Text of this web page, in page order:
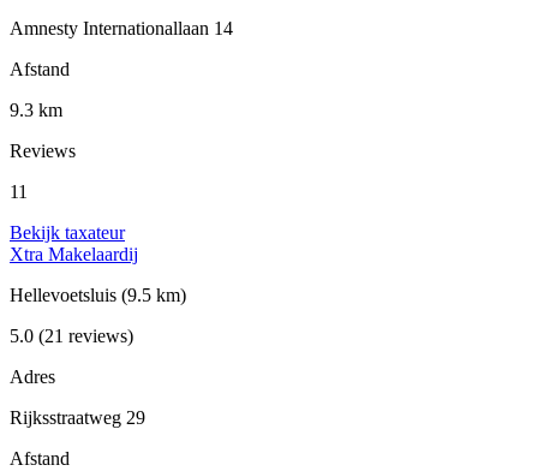
Amnesty Internationallaan 14
Afstand
9.3 km
Reviews
11
Bekijk taxateur
Xtra Makelaardij
Hellevoetsluis (9.5 km)
5.0 (21 reviews)
Adres
Rijksstraatweg 29
Afstand